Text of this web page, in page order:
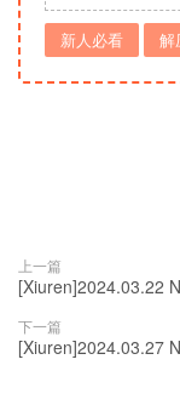
新人必看 解
上一篇
[Xiuren]2024.03.22
下一篇
[Xiuren]2024.03.27